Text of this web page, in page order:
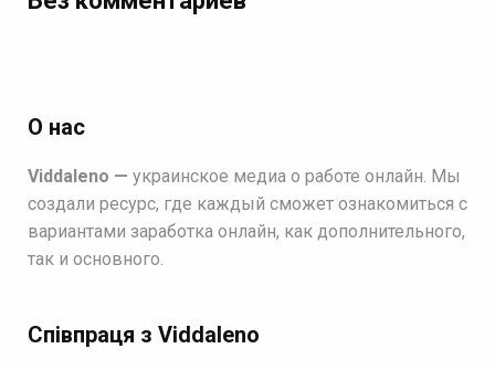
О нас
Viddaleno — украинское медиа о работе онлайн. Мы
создали ресурс, где каждый сможет ознакомиться с
вариантами заработка онлайн, как дополнительного,
так и основного.
Співпраця з Viddaleno